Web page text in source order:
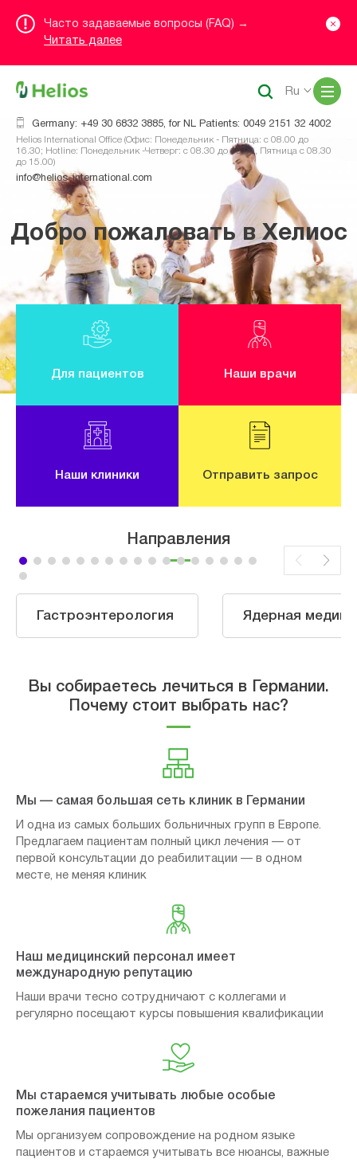
Часто задаваемые вопросы (FAQ) →
Читать далее
Germany: +49 30 6832 3885, for NL Patients: 0049 2151 32 4002
Helios International Office (Офис: Понедельник - Пятница: с 08.00 до
16.30; Hotline: Понедельник -Четверг: с 08.30 до 16.00, Пятница с 08.30
до 15.00)
info@helios-international.com
Ru
Добро пожаловать в Хелиос
Для пациентов Наши врачи
Наши клиники Отправить запрос
Направления
Гастроэнтерология Ядерная
Вы собираетесь лечиться в Германии.
Почему стоит выбрать нас?
Мы — самая большая сеть клиник в Германии
И одна из самых больших больничных групп в Европе.
Предлагаем пациентам полный цикл лечения — от
первой консультации до реабилитации — в одном
месте, не меняя клиник
Наш медицинский персонал имеет
международную репутацию
Наши врачи тесно сотрудничают с коллегами и
регулярно посещают курсы повышения квалификации
Мы стараемся учитывать любые особые
пожелания пациентов
Мы организуем сопровождение на родном языке
пациентов и стараемся учитывать все нюансы, важные